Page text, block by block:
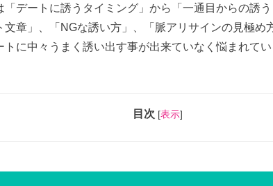
「デートに誘うタイミング」から「一通目からの誘
文章」、「NGな誘い方」、「脈アリサインの見極め
トに中々うまく誘い出す事が出来ていなく悩まれて
目次 [表示]